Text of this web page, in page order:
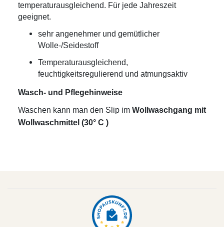
temperaturausgleichend. Für jede Jahreszeit
geeignet.
sehr angenehmer und gemütlicher
Wolle-/Seidestoff
Temperaturausgleichend,
feuchtigkeitsregulierend und atmungsaktiv
Wasch- und Pflegehinweise
Waschen kann man den Slip im Wollwaschgang mit
Wollwaschmittel (30° C )